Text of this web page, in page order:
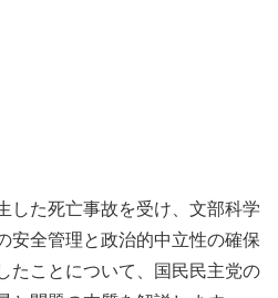
した死亡事故を受け、文部科学
安全管理と政治的中立性の確保
たことについて、国民民主党の